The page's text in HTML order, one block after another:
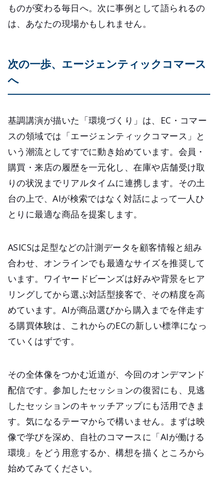
ものが変わる毎日へ。次に事例として語られるの
は、あなたの現場かもしれません。
次の一歩、エージェンティックコマース
へ
基調講演が描いた「環境づくり」は、EC・コマー
スの領域では「エージェンティックコマース」と
いう潮流としてすでに動き始めています。会員・
購買・来店の履歴を一元化し、在庫や店舗受け取
りの状況までリアルタイムに連携します。その土
台の上で、AIが検索ではなく対話によって一人ひ
とりに最適な商品を提案します。
ASICSは足型などの計測データを顧客情報と組み
合わせ、オンラインでも最適なサイズを推奨して
います。ワイヤードビーンズは好みや背景をヒア
リングしてから選ぶ対話型接客で、その精度を高
めています。AIが商品選びから購入までを伴走す
る購買体験は、これからのECの新しい標準になっ
ていくはずです。
その全体像をつかむ近道が、今回のオンデマンド
配信です。参加したセッションの復習にも、見逃
したセッションのキャッチアップにも活用できま
す。気になるテーマからで構いません。まずは映
像で学びを深め、自社のコマースに「AIが働ける
環境」をどう用意するか、構想を描くところから
始めてみてください。